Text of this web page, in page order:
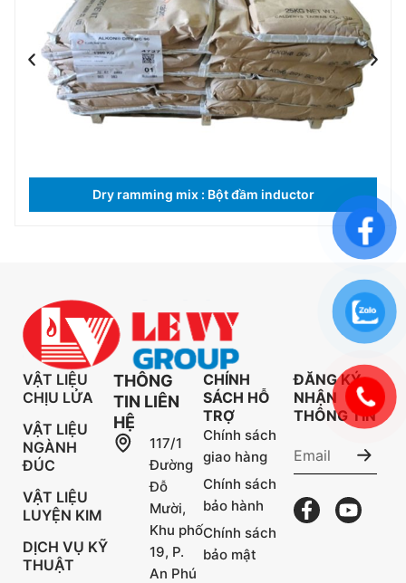
Dry ramming mix : Bột đầm inductor
VẬT LIỆU
CHỊU LỬA
VẬT LIỆU
NGÀNH
ĐÚC
VẬT LIỆU
LUYỆN KIM
DỊCH VỤ KỸ
THUẬT
THÔNG
TIN LIÊN
HỆ
117/1
Đường
Đỗ
Mười,
Khu phố
19, P.
An Phú
CHÍNH
SÁCH HỖ
TRỢ
Chính sách
giao hàng
Chính sách
bảo hành
Chính sách
bảo mật
ĐĂNG KÝ
NHẬN
THÔNG TIN